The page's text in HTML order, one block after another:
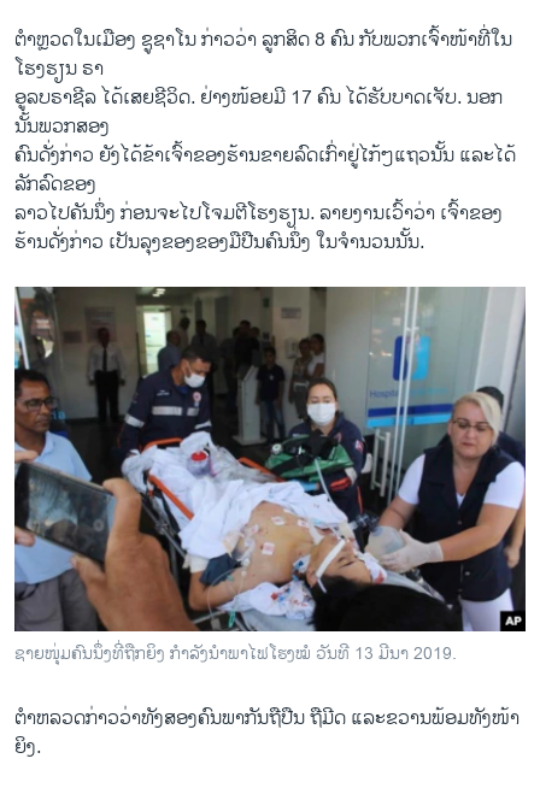
ພາສາຕ່າງໆ
ຕຳຫຼວດໃນເມືອງ ຊູຊາໂນ ກ່າວວ່າ ລູກສິດ 8 ຄົນ ກັບພວກເຈົ້າໜ້າທີ່ໃນ
ໂຮງຮຽນ ຣາ
ອູລບຣາຊີລ ໄດ້ເສຍຊີວິດ. ຢ່າງໜ້ອຍມີ 17 ຄົນ ໄດ້ຮັບບາດເຈັບ. ນອກ
ນັ້ນພວກສອງ
ຄົນດັ່ງກ່າວ ຍັງໄດ້ຂ້າເຈົ້າຂອງຮ້ານຂາຍລົດເກົ່າຢູ່ໄກ້ໆແຖວນັ້ນ ແລະໄດ້
ລັກລົດຂອງ
ລາວໄປຄັນນຶ່ງ ກ່ອນຈະໄປໂຈມຕີໂຮງຮຽນ. ລາຍງານເວົ້າວ່າ ເຈົ້າຂອງ
ຮ້ານດັ່ງກ່າວ ເປັນລຸງຂອງຂອງມືປືນຄົນນຶ່ງ ໃນຈຳນວນນັ້ນ.
ຊາຍ​ໜຸ່ມ​ຄົນ​ນຶ່ງ​ທີ່​ຖືກ​ຍິງ ກຳ​ລັງ​ນຳ​ພາ​ໄຟ​ໂຮງ​ໝໍ ວັນ​ທີ 13 ມີ​ນາ 2019.
ຕຳຫລວດກ່າວວ່າທັງສອງຄົນພາກັນຖືປືນ ຖືມີດ ແລະຂວານພ້ອມທັງໜ້າ
ຍິງ.